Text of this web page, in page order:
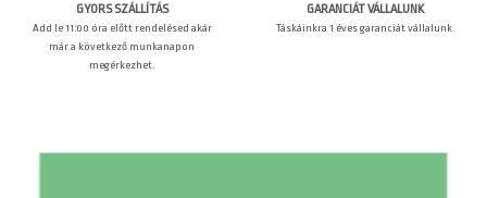
GYORS SZÁLLÍTÁS
Add le 11:00 óra előtt rendelésed akár
már a következő munkanapon
megérkezhet.
GARANCIÁT VÁLLALUNK
Táskáinkra 1 éves garanciát vállalunk.